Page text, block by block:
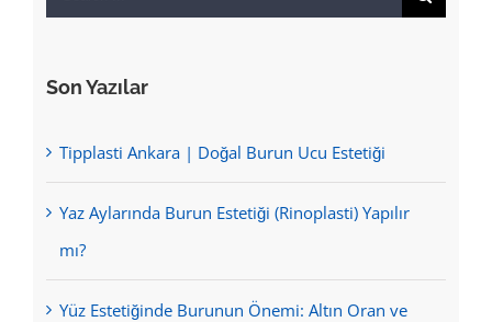
Son Yazılar
Tipplasti Ankara | Doğal Burun Ucu Estetiği
Yaz Aylarında Burun Estetiği (Rinoplasti) Yapılır
mı?
Yüz Estetiğinde Burunun Önemi: Altın Oran ve